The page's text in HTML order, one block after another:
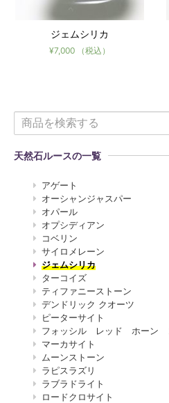
ジェムシリカ
¥7,000 （税込）
天然石ルースの一覧
アゲート
オーシャンジャスパー
オパール
オプシディアン
コベリン
サイロメレーン
ジェムシリカ
ターコイズ
ティファニーストーン
デンドリック クオーツ
ピーターサイト
フォッシル レッド ホーン
マーカサイト
ムーンストーン
ラピスラズリ
ラブラドライト
ロードクロサイト